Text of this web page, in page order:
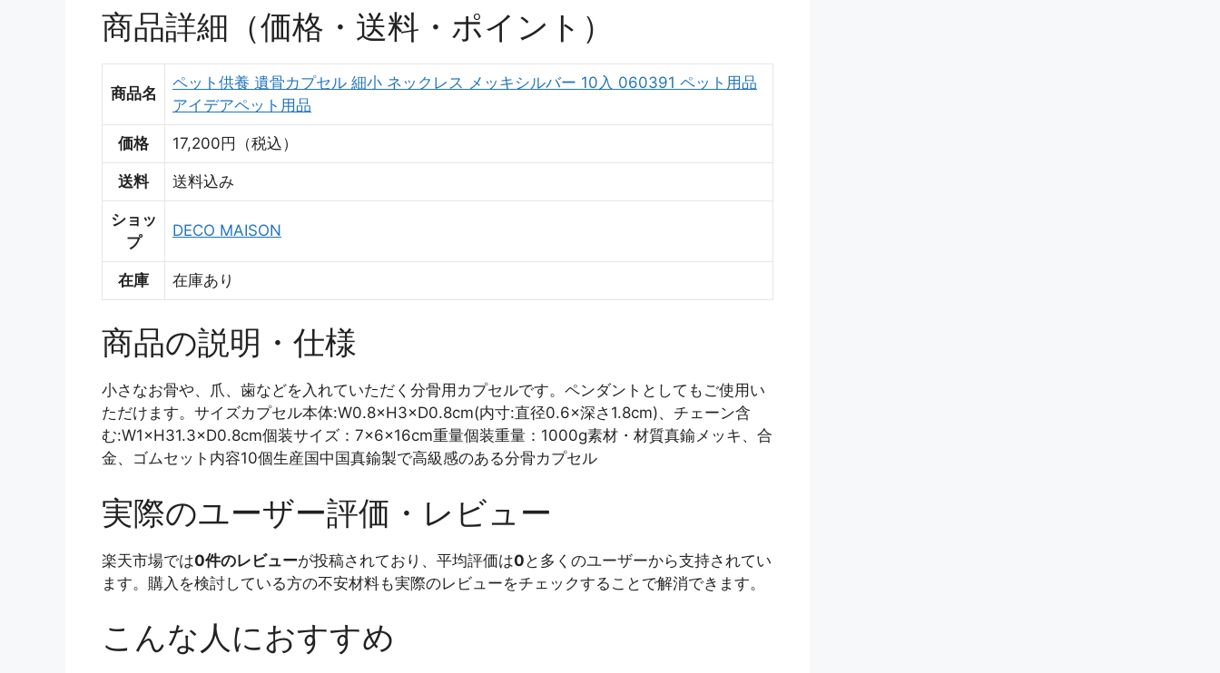
商品詳細（価格・送料・ポイント）
商品名
ペット供養 遺骨カプセル 細小 ネックレス メッキシルバー 10入 060391 ペット用品
アイデアペット用品
価格 17,200円（税込）
送料 送料込み
ショッ
プ
DECO MAISON
在庫 在庫あり
商品の説明・仕様
小さなお骨や、爪、歯などを入れていただく分骨用カプセルです。ペンダントとしてもご使用い
ただけます。サイズカプセル本体:W0.8×H3×D0.8cm(内寸:直径0.6×深さ1.8cm)、チェーン含
む:W1×H31.3×D0.8cm個装サイズ：7×6×16cm重量個装重量：1000g素材・材質真鍮メッキ、合
金、ゴムセット内容10個生産国中国真鍮製で高級感のある分骨カプセル
実際のユーザー評価・レビュー
楽天市場では0件のレビューが投稿されており、平均評価は0 と多くのユーザーから支持されてい
ます。購入を検討している方の不安材料も実際のレビューをチェックすることで解消できます。
こんな人におすすめ